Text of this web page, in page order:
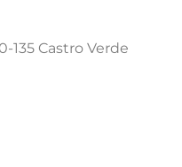
135 Castro Verde